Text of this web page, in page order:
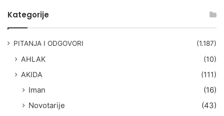
Kategorije
PITANJA I ODGOVORI (1.187)
AHLAK
(10)
AKIDA
(111)
Iman
(16)
Novotarije
(43)